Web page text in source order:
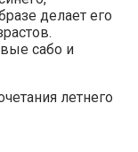
делает его
сабо и
летнего